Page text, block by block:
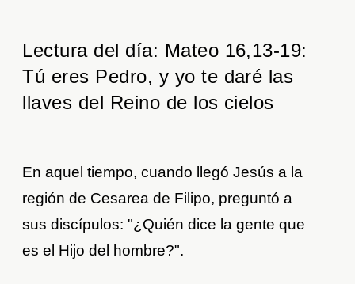
Lectura del día: Mateo 16,13-19:
Tú eres Pedro, y yo te daré las
llaves del Reino de los cielos
En aquel tiempo, cuando llegó Jesús a la
región de Cesarea de Filipo, preguntó a
sus discípulos: "¿Quién dice la gente que
es el Hijo del hombre?".